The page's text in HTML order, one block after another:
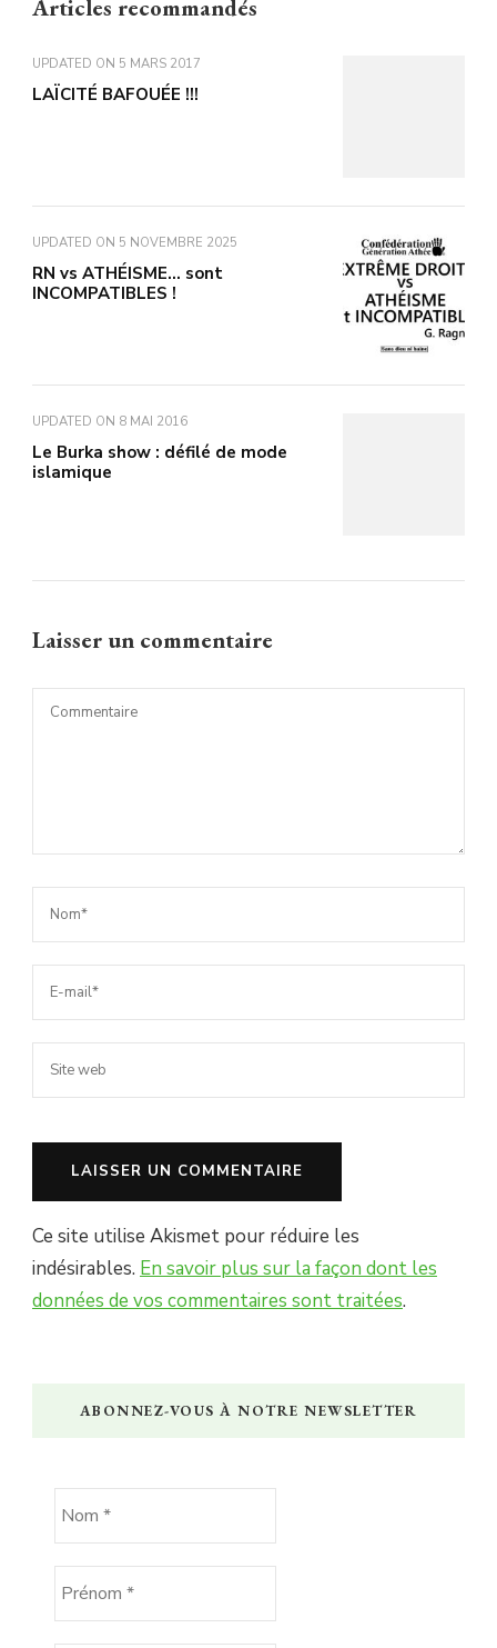
Articles recommandés
UPDATED ON 5 MARS 2017
LAÏCITÉ BAFOUÉE !!!
UPDATED ON 5 NOVEMBRE 2025
RN vs ATHÉISME… sont
INCOMPATIBLES !
UPDATED ON 8 MAI 2016
Le Burka show : défilé de mode
islamique
Laisser un commentaire
Ce site utilise Akismet pour réduire les
indésirables. En savoir plus sur la façon dont les
données de vos commentaires sont traitées.
ABONNEZ-VOUS À NOTRE NEWSLETTER